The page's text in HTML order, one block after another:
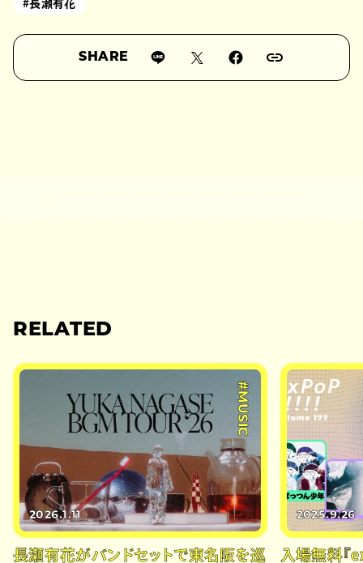
#長瀬有花
SHARE
RELATED
#MUSIC
2026.1.11
長瀬有花がバンドセットで東名阪を巡
2025.9.26
入場無料『